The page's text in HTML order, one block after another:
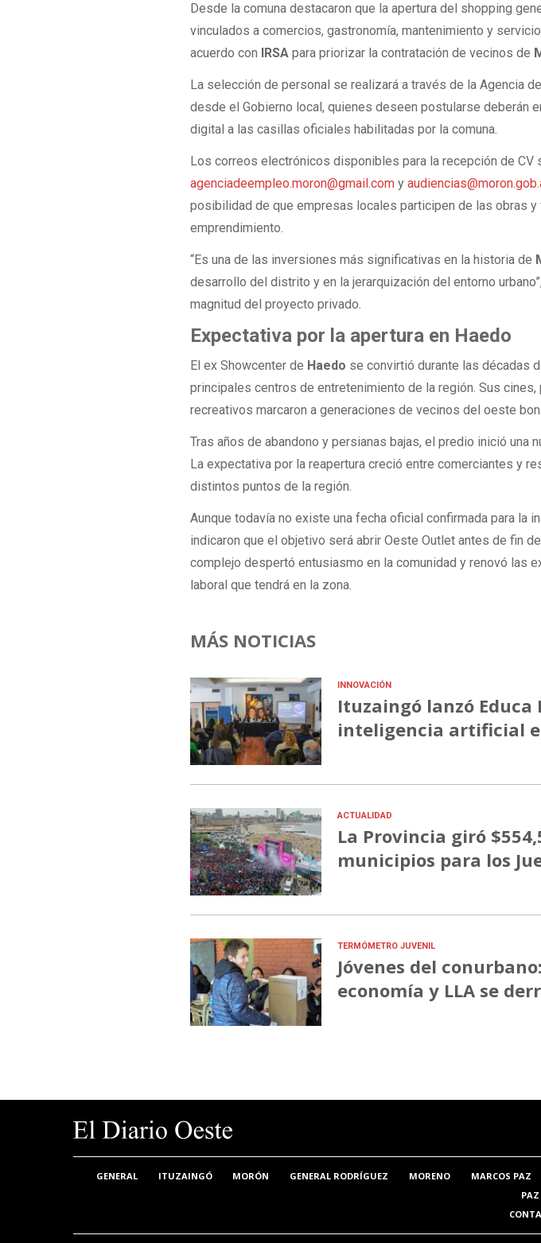
Desde la comuna destacaron que la apertura del shopping
vinculados a comercios, gastronomía, mantenimiento y
acuerdo con IRSA para priorizar la contratación de vecinos de
La selección de personal se realizará a través de la Agencia
desde el Gobierno local, quienes deseen postularse deberán
digital a las casillas oficiales habilitadas por la comuna.
Los correos electrónicos disponibles para la recepción de CV
agenciadeempleo.moron@gmail.com y
posibilidad de que empresas locales participen de las obras
emprendimiento.
“Es una de las inversiones más significativas en la historia de
desarrollo del distrito y en la jerarquización del entorno
magnitud del proyecto privado.
Expectativa por la apertura en Haedo
El ex Showcenter de Haedo se convirtió durante las décadas
principales centros de entretenimiento de la región. Sus
recreativos marcaron a generaciones de vecinos del oeste
Tras años de abandono y persianas bajas, el predio inició una
La expectativa por la reapertura creció entre comerciantes y
distintos puntos de la región.
Aunque todavía no existe una fecha oficial confirmada para la
indicaron que el objetivo será abrir Oeste Outlet antes de fin
complejo despertó entusiasmo en la comunidad y renovó las
laboral que tendrá en la zona.
MÁS NOTICIAS
INNOVACIÓN
Ituzaingó lanzó Educa
inteligencia artificial
ACTUALIDAD
La Provincia giró
municipios para los
TERMÓMETRO JUVENIL
Jóvenes del
economía y LLA se
GENERAL ITUZAINGÓ MORÓN GENERAL RODRÍGUEZ MORENO MARCOS PAZ
PAZ